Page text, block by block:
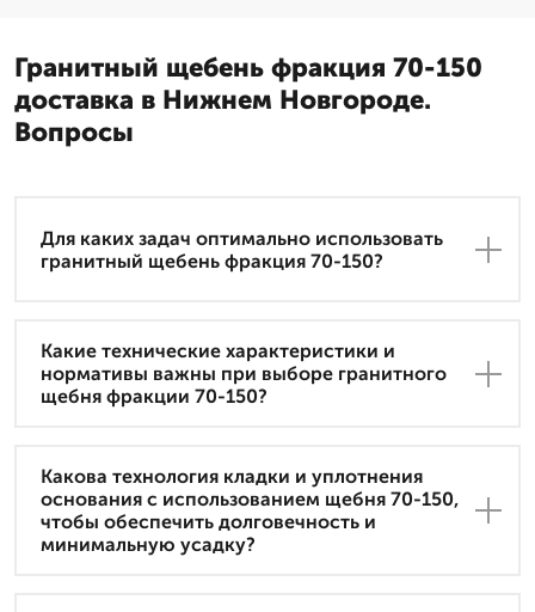
Гранитный щебень фракция 70-150
доставка в Нижнем Новгороде.
Вопросы
Для каких задач оптимально использовать
гранитный щебень фракция 70-150?
Какие технические характеристики и
нормативы важны при выборе гранитного
щебня фракции 70-150?
Какова технология кладки и уплотнения
основания с использованием щебня 70-150,
чтобы обеспечить долговечность и
минимальную усадку?